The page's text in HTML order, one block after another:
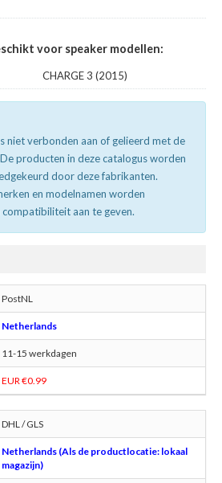
voor speaker modellen:
CHARGE 3 (2015)
niet verbonden aan of gelieerd met de
producten in deze catalogus worden
door deze fabrikanten.
en modelnamen worden
aan te geven.
PostNL
Netherlands
11-15 werkdagen
EUR €0.99
DHL / GLS
Netherlands (Als de productlocatie: lokaal
magazijn)